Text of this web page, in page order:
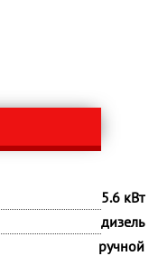
5.6 кВт
дизель
ручной